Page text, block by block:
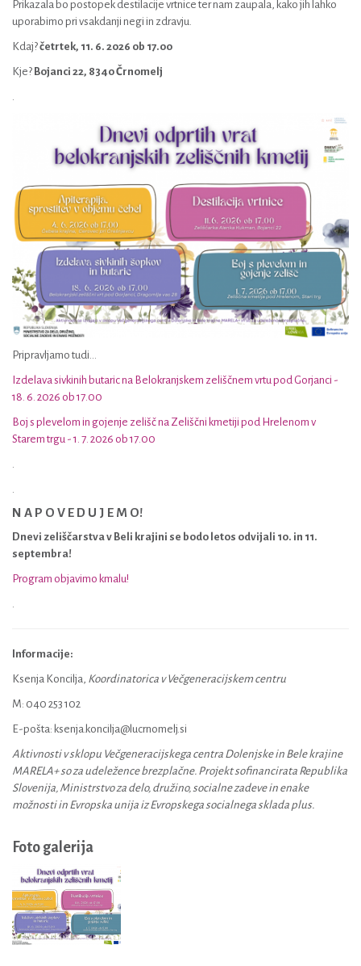
Prikazala bo postopek destilacije vrtnice ter nam zaupala, kako jih lahko
uporabimo pri vsakdanji negi in zdravju.
Kdaj?četrtek, 11. 6. 2026 ob 17.00
Kje? Bojanci 22, 8340 Črnomelj
.
Pripravljamo tudi...
Izdelava sivkinih butaric na Belokranjskem zeliščnem vrtu pod Gorjanci -
18. 6. 2026 ob 17.00
Boj s plevelom in gojenje zelišč na Zeliščni kmetiji pod Hrelenom v
Starem trgu - 1. 7. 2026 ob 17.00
N A P O V E D U J E M O!
Dnevi zeliščarstva v Beli krajini se bodo letos odvijali 10. in 11.
septembra!
Program objavimo kmalu!
Informacije:
Ksenja Koncilja, Koordinatorica v Večgeneracijskem centru
M: 040 253 102
E-pošta: ksenja.koncilja@lucrnomelj.si
Aktivnosti v sklopu Večgeneracijskega centra Dolenjske in Bele krajine
MARELA+ so za udeležence brezplačne. Projekt sofinancirata Republika
Slovenija, Ministrstvo za delo, družino, socialne zadeve in enake
možnosti in Evropska unija iz Evropskega socialnega sklada plus.
Foto galerija